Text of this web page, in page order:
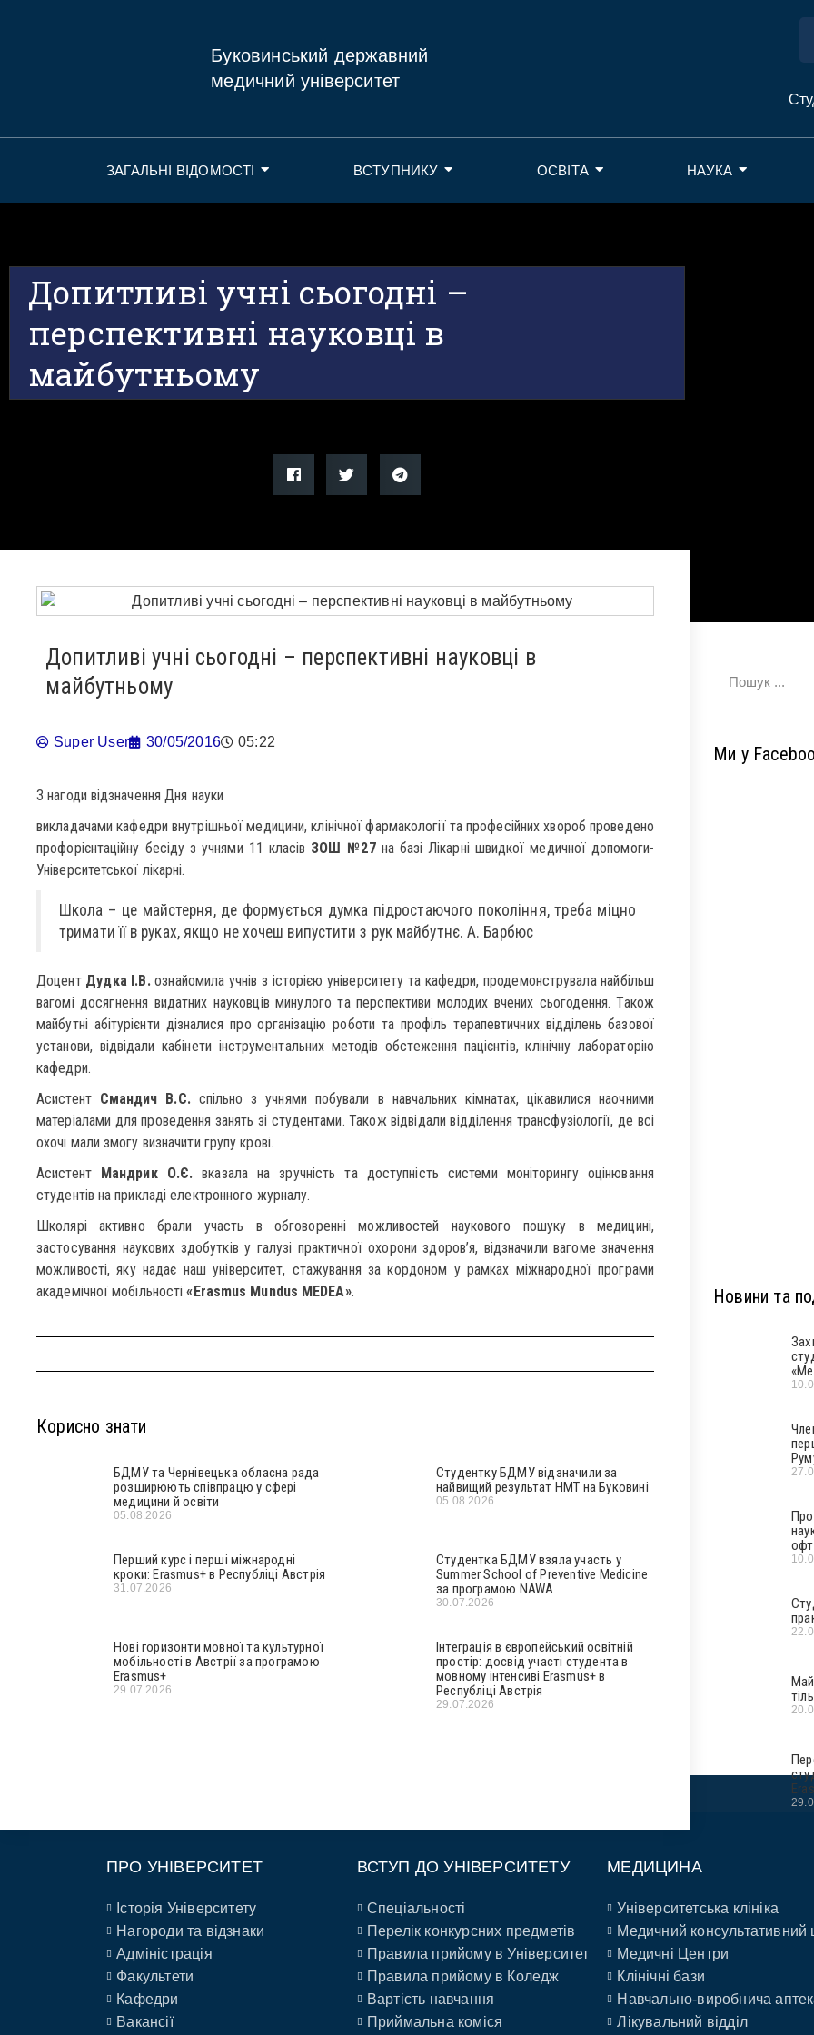
Буковинський державний
медичний університет
ЗАГАЛЬНІ ВІДОМОСТІ ВСТУПНИКУ ОСВІТА НАУКА
Допитливі учні сьогодні –
перспективні науковці в
майбутньому
Допитливі учні сьогодні – перспективні науковці в
майбутньому
Super User 30/05/2016 05:22
З нагоди відзначення Дня науки
викладачами кафедри внутрішньої медицини, клінічної фармакології та професійних хвороб проведено
профорієнтаційну бесіду з учнями 11 класів ЗОШ №27на базі Лікарні швидкої медичної допомоги-
Університетської лікарні.
Школа – це майстерня, де формується думка підростаючого покоління, треба міцно
тримати її в руках, якщо не хочеш випустити з рук майбутнє. А. Барбюс
Доцент Дудка І.В.ознайомила учнів з історією університету та кафедри, продемонструвала найбільш
вагомі досягнення видатних науковців минулого та перспективи молодих вчених сьогодення. Також
майбутні абітурієнти дізналися про організацію роботи та профіль терапевтичних відділень базової
установи, відвідали кабінети інструментальних методів обстеження пацієнтів, клінічну лабораторію
кафедри.
Асистент Смандич В.С.спільно з учнями побували в навчальних кімнатах, цікавилися наочними
матеріалами для проведення занять зі студентами. Також відвідали відділення трансфузіології, де всі
охочі мали змогу визначити групу крові.
Асистент Мандрик О.Є. вказала на зручність та доступність системи моніторингу оцінювання
студентів на прикладі електронного журналу.
Школярі активно брали участь в обговоренні можливостей наукового пошуку в медицині,
застосування наукових здобутків у галузі практичної охорони здоров’я, відзначили вагоме значення
можливості, яку надає наш університет, стажування за кордоном у рамках міжнародної програми
академічної мобільності«Erasmus Mundus MEDEA».
Корисно знати
БДМУ та Чернівецька обласна рада
розширюють співпрацю у сфері
медицини й освіти
05.08.2026
Студентку БДМУ відзначили за
найвищий результат НМТ на Буковині
05.08.2026
Перший курс і перші міжнародні
кроки: Erasmus+ в Республіці Австрія
31.07.2026
Студентка БДМУ взяла участь у
Summer School of Preventive Medicine
за програмою NAWA
30.07.2026
Нові горизонти мовної та культурної
мобільності в Австрії за програмою
Erasmus+
29.07.2026
Інтеграція в європейський освітній
простір: досвід участі студента в
мовному інтенсиві Erasmus+ в
Республіці Австрія
29.07.2026
Ми у
Новини та
ПРО УНІВЕРСИТЕТ
Історія Університету
Нагороди та відзнаки
Адміністрація
Факультети
Кафедри
Вакансії
ВСТУП ДО УНІВЕРСИТЕТУ
Спеціальності
Перелік конкурсних предметів
Правила прийому в Університет
Правила прийому в Коледж
Вартість навчання
Приймальна коміся
МЕДИЦИНА
Університетська клініка
Медичний консультативний
Медичні Центри
Клінічні бази
Навчально-виробнича
Лікувальний відділ